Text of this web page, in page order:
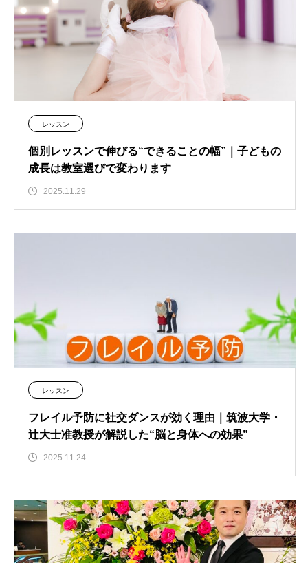
レッスン
個別レッスンで伸びる“できることの幅”｜子どもの
成長は教室選びで変わります
2025.11.29
レッスン
フレイル予防に社交ダンスが効く理由｜筑波大学・
辻大士准教授が解説した“脳と身体への効果”
2025.11.24